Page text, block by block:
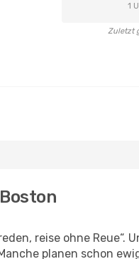
1
Zuletzt
reise ohne
planen schon